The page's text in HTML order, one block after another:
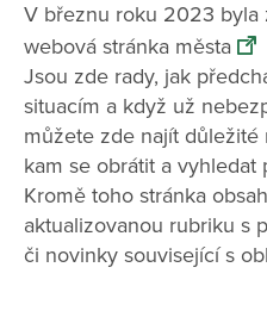
V březnu roku 2023 byla
webová stránka města
Jsou zde rady, jak
situacím a když už
můžete zde najít důležité
kam se obrátit a vyhledat
Kromě toho stránka
aktualizovanou rubriku s
či novinky související s